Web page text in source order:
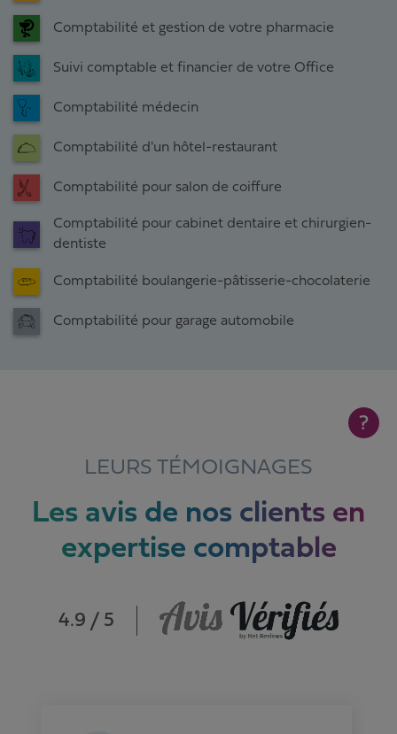
Comptabilité et gestion de votre pharmacie
Suivi comptable et financier de votre Office
Comptabilité médecin
Comptabilité d'un hôtel-restaurant
Comptabilité pour salon de coiffure
Comptabilité pour cabinet dentaire et chirurgien-
dentiste
Comptabilité boulangerie-pâtisserie-chocolaterie
Comptabilité pour garage automobile
LEURS TÉMOIGNAGES
?
Les avis de nos clients en
expertise comptable
4.9 / 5